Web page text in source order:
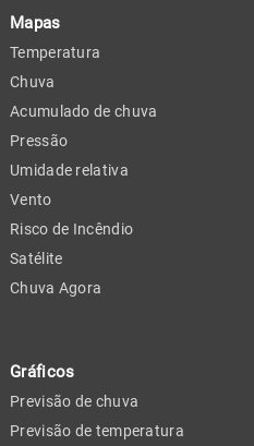
Mapas
Temperatura
Chuva
Acumulado de chuva
Pressão
Umidade relativa
Vento
Risco de Incêndio
Satélite
Chuva Agora
Gráficos
Previsão de chuva
Previsão de temperatura